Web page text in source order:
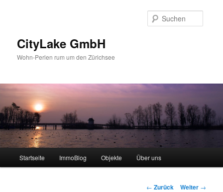
CityLake GmbH
Wohn-Perlen rum um den Zürichsee
Startseite ImmoBlog Objekte Über uns
Beitrags-
← Zurück Weiter →